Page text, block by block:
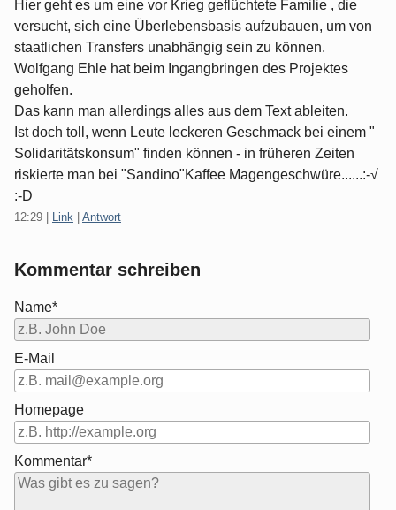
Hier geht es um eine vor Krieg geflüchtete Familie , die
versucht, sich eine Überlebensbasis aufzubauen, um von
staatlichen Transfers unabhãngig sein zu können.
Wolfgang Ehle hat beim Ingangbringen des Projektes
geholfen.
Das kann man allerdings alles aus dem Text ableiten.
Ist doch toll, wenn Leute leckeren Geschmack bei einem "
Solidaritãtskonsum" finden können - in früheren Zeiten
riskierte man bei "Sandino"Kaffee Magengeschwüre......:-√
:-D
12:29 Link Antwort
Kommentar schreiben
Name*
E-Mail
Homepage
Kommentar*